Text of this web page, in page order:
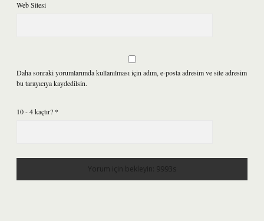
Web Sitesi
Daha sonraki yorumlarımda kullanılması için adım, e-posta adresim ve site adresim
bu tarayıcıya kaydedilsin.
10 - 4 kaçtır? *